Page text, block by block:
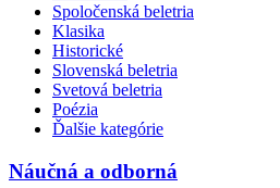
Spoločenská beletria
Klasika
Historické
Slovenská beletria
Svetová beletria
Poézia
Ďalšie kategórie
Náučná a odborná